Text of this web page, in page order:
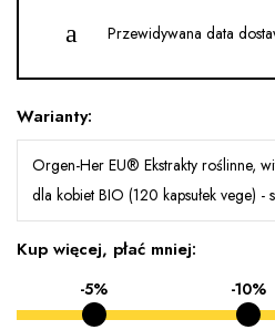
Przewidywana data
Warianty:
Orgen-Her EU® Ekstrakty roślinne,
dla kobiet BIO (120 kapsułek vege) -
Kup więcej, płać mniej:
-5% -10%